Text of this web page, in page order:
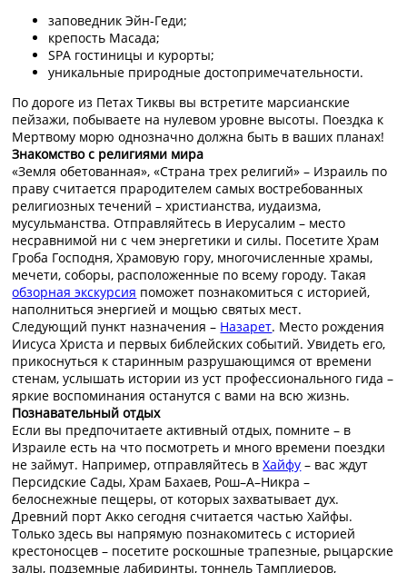
заповедник Эйн-Геди;
крепость Масада;
SPA гостиницы и курорты;
уникальные природные достопримечательности.
По дороге из Петах Тиквы вы встретите марсианские
пейзажи, побываете на нулевом уровне высоты. Поездка к
Мертвому морю однозначно должна быть в ваших планах!
Знакомство с религиями мира
«Земля обетованная», «Страна трех религий» – Израиль по
праву считается прародителем самых востребованных
религиозных течений – христианства, иудаизма,
мусульманства. Отправляйтесь в Иерусалим – место
несравнимой ни с чем энергетики и силы. Посетите Храм
Гроба Господня, Храмовую гору, многочисленные храмы,
мечети, соборы, расположенные по всему городу. Такая
обзорная экскурсия поможет познакомиться с историей,
наполниться энергией и мощью святых мест.
Следующий пункт назначения – Назарет. Место рождения
Иисуса Христа и первых библейских событий. Увидеть его,
прикоснуться к старинным разрушающимся от времени
стенам, услышать истории из уст профессионального гида –
яркие воспоминания останутся с вами на всю жизнь.
Познавательный отдых
Если вы предпочитаете активный отдых, помните – в
Израиле есть на что посмотреть и много времени поездки
не займут. Например, отправляйтесь вХайфу – вас ждут
Персидские Сады, Храм Бахаев, Рош–А–Никра –
белоснежные пещеры, от которых захватывает дух.
Древний порт Акко сегодня считается частью Хайфы.
Только здесь вы напрямую познакомитесь с историей
крестоносцев – посетите роскошные трапезные, рыцарские
залы, подземные лабиринты, тоннель Тамплиеров,